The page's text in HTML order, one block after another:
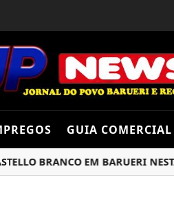
GUIA COMERCIAL
BRANCO EM BARUERI NESTA